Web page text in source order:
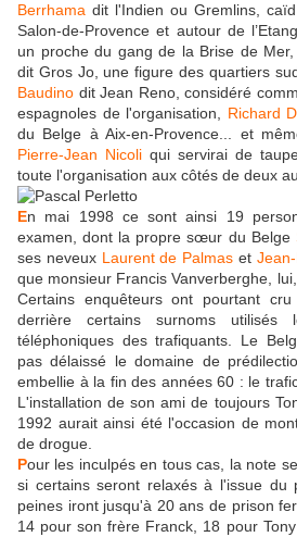
Berrhama dit l'Indien ou Gremlins,
Salon-de-Provence et autour de
un proche du gang de la Brise de Mer,
dit Gros Jo, une figure des quartiers
Baudino dit Jean Reno, considéré
espagnoles de l'organisation, Richard
du Belge à Aix-en-Provence... et
Pierre-Jean Nicoli qui servirai de
toute l'organisation aux côtés de deux
En mai 1998 ce sont ainsi 19
examen, dont la propre sœur du Belge
ses neveux Laurent de Palmas etJean-
que monsieur Francis Vanverberghe,
Certains enquêteurs ont pourtant
derrière certains surnoms utilisés
téléphoniques des trafiquants. Le
pas délaissé le domaine de
embellie à la fin des années 60 : le
L'installation de son ami de toujours
1992 aurait ainsi été l'occasion de
de drogue.
Pour les inculpés en tous cas, la note
si certains seront relaxés à l'issue du
peines iront jusqu'à 20 ans de prison
14 pour son frère Franck, 18 pour